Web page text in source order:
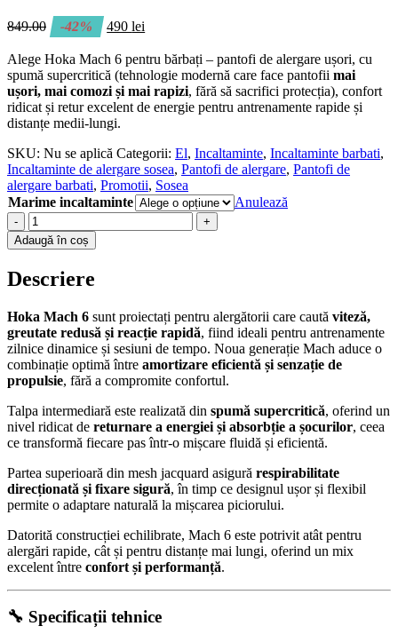
849.00 -42% 490lei
Alege Hoka Mach 6 pentru bărbați – pantofi de alergare ușori, cu
spumă supercritică (tehnologie modernă care face pantofii mai
ușori, mai comozi și mai rapizi, fără să sacrifici protecția), confort
ridicat și retur excelent de energie pentru antrenamente rapide și
distanțe medii-lungi.
SKU: Nu se aplică Categorii: El, Incaltaminte, Incaltaminte barbati,
Incaltaminte de alergare sosea, Pantofi de alergare, Pantofi de
alergare barbati, Promotii, Sosea
Marime incaltaminte
Anulează
-
+
Adaugă în coș
Descriere
Hoka Mach 6 sunt proiectați pentru alergătorii care caută viteză,
greutate redusă și reacție rapidă, fiind ideali pentru antrenamente
zilnice dinamice și sesiuni de tempo. Noua generație Mach aduce o
combinație optimă între amortizare eficientă și senzație de
propulsie, fără a compromite confortul.
Talpa intermediară este realizată din spumă supercritică, oferind un
nivel ridicat de returnare a energiei și absorbție a șocurilor, ceea
ce transformă fiecare pas într-o mișcare fluidă și eficientă.
Partea superioară din mesh jacquard asigură respirabilitate
direcționată și fixare sigură, în timp ce designul ușor și flexibil
permite o adaptare naturală la mișcarea piciorului.
Datorită construcției echilibrate, Mach 6 este potrivit atât pentru
alergări rapide, cât și pentru distanțe mai lungi, oferind un mix
excelent între confort și performanță.
🔧 Specificații tehnice